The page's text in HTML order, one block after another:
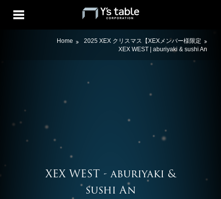
Home
2025 XEX クリスマス【XEXメンバー様限定
XEX WEST | aburiyaki & sushi An
XEX WEST - aburiyaki &
sushi An